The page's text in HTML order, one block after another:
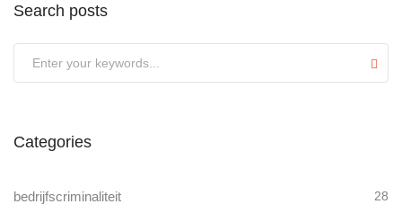
Search posts
Categories
bedrijfscriminaliteit 28